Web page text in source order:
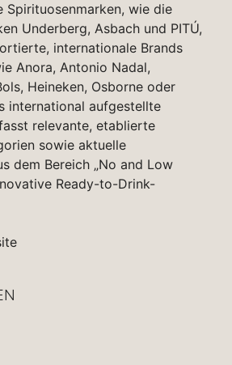
Spirituosenmarken, wie die
Underberg, Asbach und PITÚ,
internationale Brands
Anora, Antonio Nadal,
Heineken, Osborne oder
international aufgestellte
relevante, etablierte
sowie aktuelle
dem Bereich „No and Low
Ready-to-Drink-